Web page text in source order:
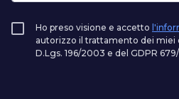
Ho preso visione e accetto
autorizzo il trattamento dei miei
D.Lgs. 196/2003 e del GDPR 679/